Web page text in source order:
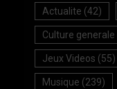
Actualite (42)
Culture generale
Jeux Videos (55)
Musique (239)